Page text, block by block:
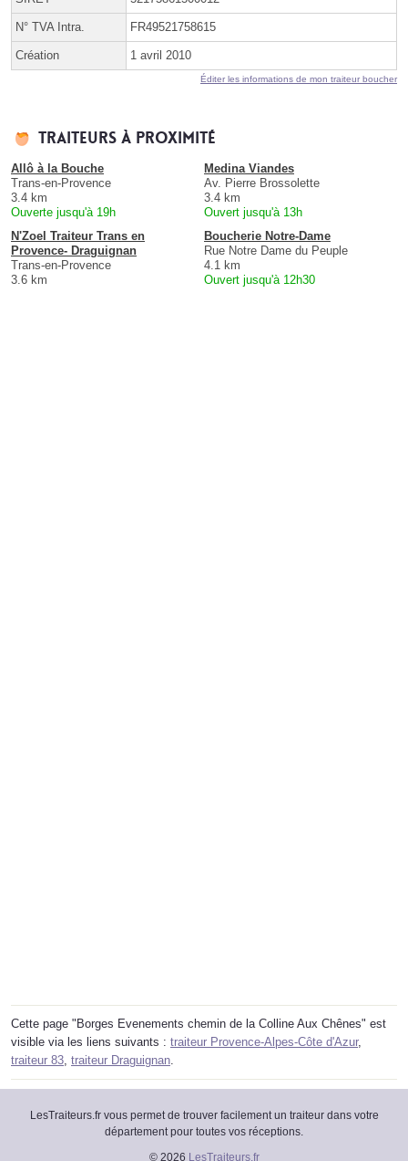
N° TVA Intra. FR49521758615
Création 1 avril 2010
Éditer les informations de mon traiteur boucher
Traiteurs à proximité
Allô à la Bouche
Trans-en-Provence
3.4 km
Ouverte jusqu'à 19h
Medina Viandes
Av. Pierre Brossolette
3.4 km
Ouvert jusqu'à 13h
N'Zoel Traiteur Trans en
Provence- Draguignan
Trans-en-Provence
3.6 km
Boucherie Notre-Dame
Rue Notre Dame du Peuple
4.1 km
Ouvert jusqu'à 12h30
Cette page "Borges Evenements chemin de la Colline Aux Chênes" est
visible via les liens suivants : traiteur Provence-Alpes-Côte d'Azur,
traiteur 83 traiteur Draguignan
LesTraiteurs.fr vous permet de trouver facilement un traiteur dans votre
département pour toutes vos réceptions.
© 2026 LesTraiteurs.fr